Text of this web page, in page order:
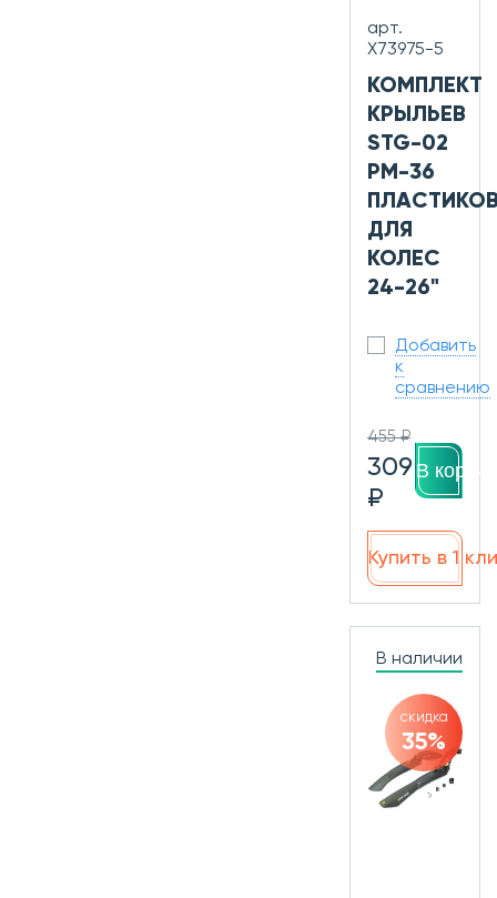
арт.
Х73975-5
КОМПЛЕКТ
КРЫЛЬЕВ
STG-02
PM-36
ДЛЯ
КОЛЕС
24-26"
Добавить
к
сравнению
455 ₽
309
₽
В
Купить в 1
В наличии
скидка
35%